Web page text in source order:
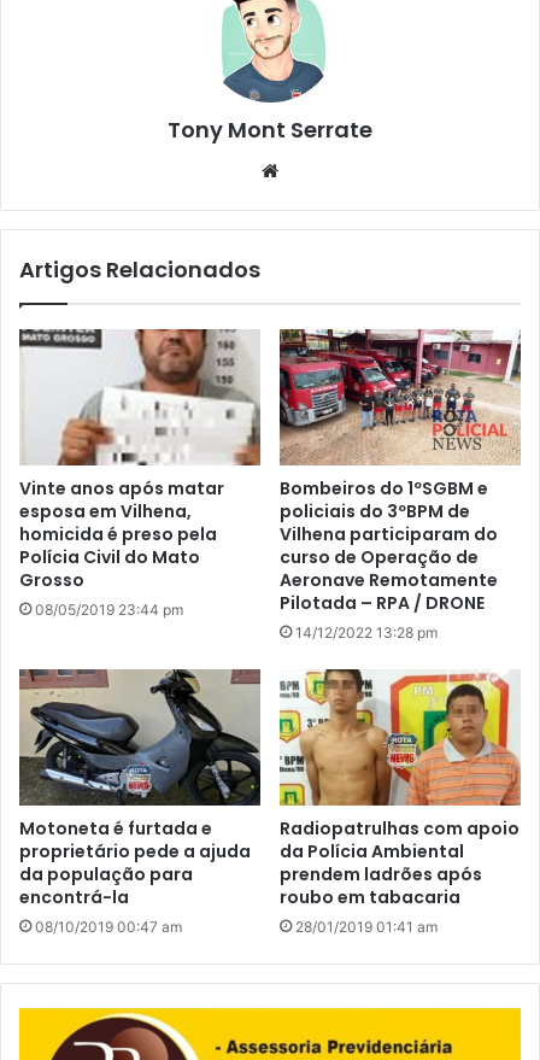
Tony Mont Serrate
te
Artigos Relacionados
Vinte anos após matar
esposa em Vilhena,
homicida é preso pela
Polícia Civil do Mato
Grosso
08/05/2019 23:44 pm
Bombeiros do 1ºSGBM e
policiais do 3ºBPM de
Vilhena participaram do
curso de Operação de
Aeronave Remotamente
Pilotada – RPA / DRONE
14/12/2022 13:28 pm
Motoneta é furtada e
proprietário pede a ajuda
da população para
encontrá-la
08/10/2019 00:47 am
Radiopatrulhas com apoio
da Polícia Ambiental
prendem ladrões após
roubo em tabacaria
28/01/2019 01:41 am